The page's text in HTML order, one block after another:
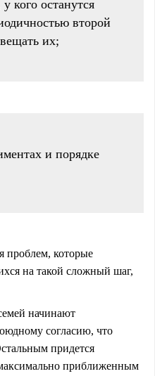
кого останутся
второй
их;
и порядке
проблем, которые
на такой сложный шаг,
начинают
согласию, что
придется
приближенным